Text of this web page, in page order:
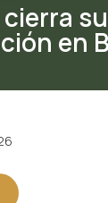
su
en